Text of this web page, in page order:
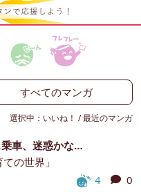
すべてのマンガ
選択中： いいね！ /最近のマンガ
車、迷惑かな…
の世界」
4
0